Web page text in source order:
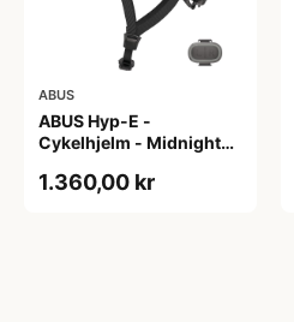
ABUS
ABUS Hyp-E -
Cykelhjelm - Midnight
1.360,00 kr